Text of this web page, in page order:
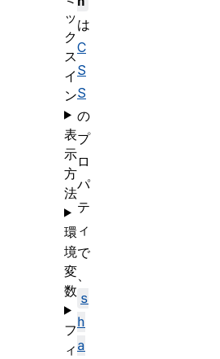
は
C
S
S
の
プ
ロ
パ
テ
ィ
で
、
s
h
a
ッ
ク
ス
イ
ン
表
示
方
法
環
境
変
数
フ
ィ